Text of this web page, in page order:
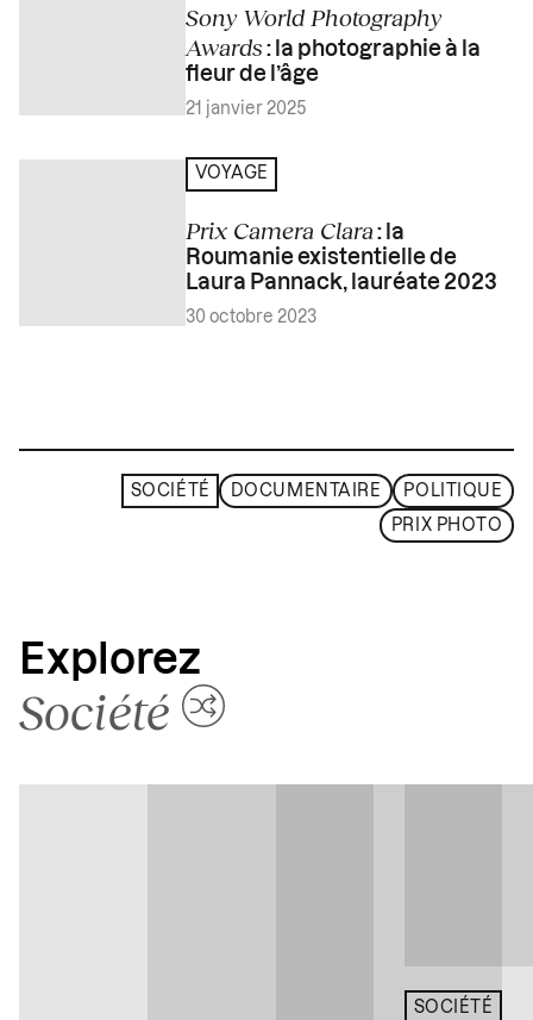
Sony World Photography
Awards: la photographie à la
fleur de l’âge
21 janvier 2025
VOYAGE
Prix Camera Clara : la
Roumanie existentielle de
Laura Pannack, lauréate 2023
30 octobre 2023
SOCIÉTÉ DOCUMENTAIRE POLITIQUE
PRIX PHOTO
Explorez
Société
SOCIÉTÉ